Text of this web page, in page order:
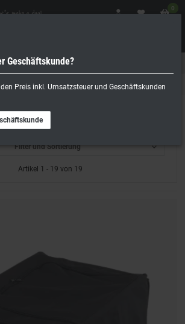
0
Filter und Sortierung
Artikel 1 - 19 von 19
Geschäftskunde?
Preis inkl. Umsatzsteuer und Geschäftskunden